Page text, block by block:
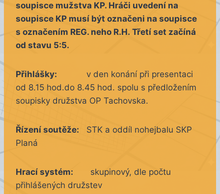
soupisce mužstva KP. Hráči uvedení na
soupisce KP musí být označeni na soupisce
s označením REG. neho R.H. Třetí set začíná
od stavu 5:5.
Přihlášky: v den konání při presentaci
od 8.15 hod.do 8.45 hod. spolu s předložením
soupisky družstva OP Tachovska.
Řízení soutěže: STK a oddíl nohejbalu SKP
Planá
Hrací systém: skupinový, dle počtu
přihlášených družstev